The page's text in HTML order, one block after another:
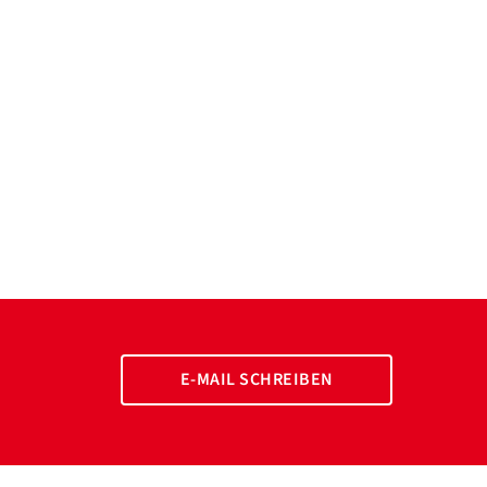
E-MAIL SCHREIBEN